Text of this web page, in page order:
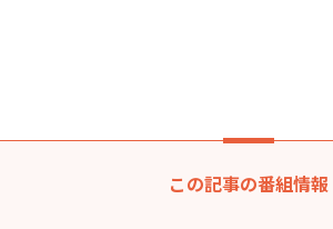
この記事の番組情報